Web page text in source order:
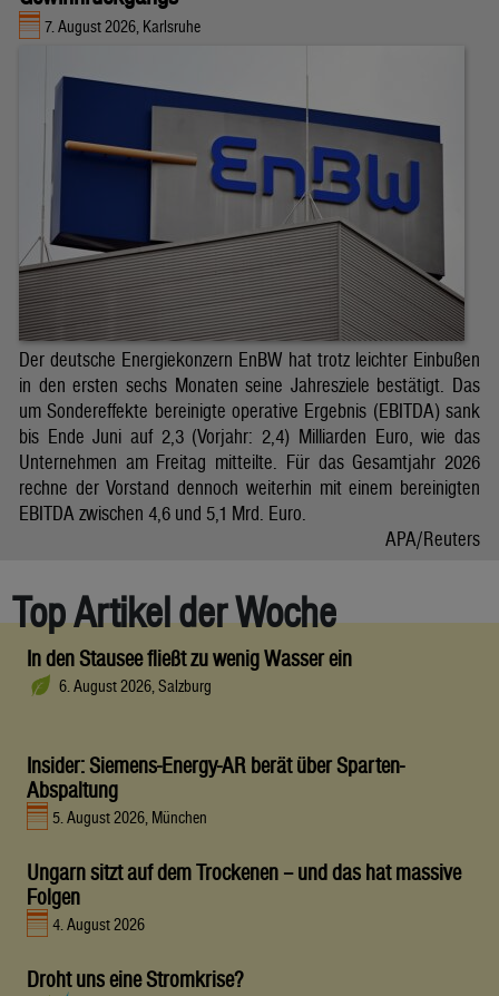
7. August 2026, Karlsruhe
Der deutsche Energiekonzern EnBW hat trotz leichter Einbußen
in den ersten sechs Monaten seine Jahresziele bestätigt. Das
um Sondereffekte bereinigte operative Ergebnis (EBITDA) sank
bis Ende Juni auf 2,3 (Vorjahr: 2,4) Milliarden Euro, wie das
Unternehmen am Freitag mitteilte. Für das Gesamtjahr 2026
rechne der Vorstand dennoch weiterhin mit einem bereinigten
EBITDA zwischen 4,6 und 5,1 Mrd. Euro.
APA/Reuters
Top Artikel der Woche
In den Stausee fließt zu wenig Wasser ein
6. August 2026, Salzburg
Insider: Siemens-Energy-AR berät über Sparten-
Abspaltung
5. August 2026, München
Ungarn sitzt auf dem Trockenen – und das hat massive
Folgen
4. August 2026
Droht uns eine Stromkrise?